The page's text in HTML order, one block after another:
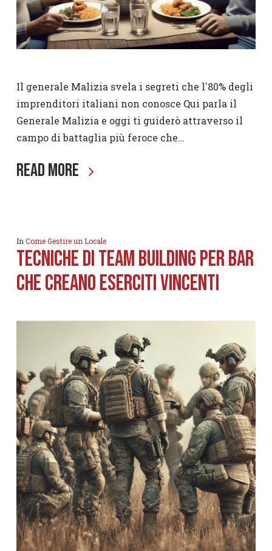
Il generale Malizia svela i segreti che l'80% degli
imprenditori italiani non conosce Qui parla il
Generale Malizia e oggi ti guiderò attraverso il
campo di battaglia più feroce che…
Read More
In Come Gestire un Locale
TECNICHE DI TEAM BUILDING PER BAR
CHE CREANO ESERCITI VINCENTI